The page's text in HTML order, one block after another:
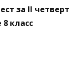
за II
класс